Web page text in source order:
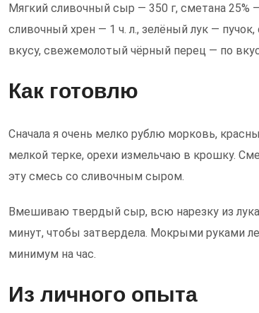
Мягкий сливочный сыр — 350 г, сметана 25%
сливочный хрен — 1 ч. л., зелёный лук —
вкусу, свежемолотый чёрный перец — по
Как готовлю
Сначала я очень мелко рублю морковь,
мелкой терке, орехи измельчаю в крошку.
эту смесь со сливочным сыром.
Вмешиваю твердый сыр, всю нарезку из лука
минут, чтобы затвердела. Мокрыми руками
минимум на час.
Из личного опыта